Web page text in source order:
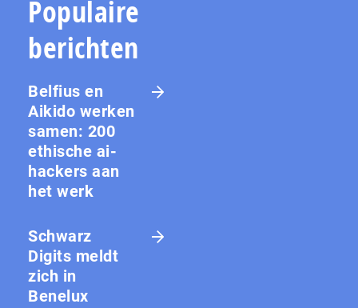
Populaire
berichten
Belfius en
Aikido werken
samen: 200
ethische ai-
hackers aan
het werk
Schwarz
Digits meldt
zich in
Benelux